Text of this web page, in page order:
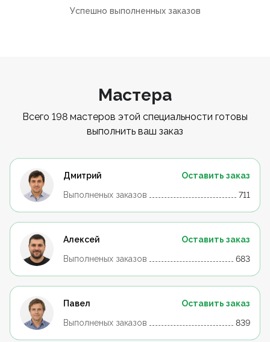
Успешно выполненных заказов
Мастера
Всего 198 мастеров этой специальности готовы
выполнить ваш заказ
Дмитрий
Оставить заказ
Выполненых заказов
711
Алексей
Оставить заказ
Выполненых заказов
683
Павел
Оставить заказ
Выполненых заказов
839